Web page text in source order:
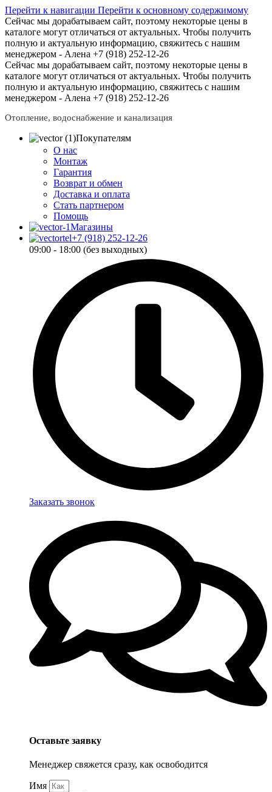
Перейти к навигации Перейти к основному содержимому
Сейчас мы дорабатываем сайт, поэтому некоторые цены в
каталоге могут отличаться от актуальных. Чтобы получить
полную и актуальную информацию, свяжитесь с нашим
менеджером - Алена +7 (918) 252-12-26
Сейчас мы дорабатываем сайт, поэтому некоторые цены в
каталоге могут отличаться от актуальных. Чтобы получить
полную и актуальную информацию, свяжитесь с нашим
менеджером - Алена +7 (918) 252-12-26
Отопление, водоснабжение и канализация
Покупателям
О нас
Монтаж
Гарантия
Возврат и обмен
Доставка и оплата
Стать партнером
Помощь
Магазины
+7 (918) 252-12-26
09:00 - 18:00 (без выходных)
Заказать звонок
Оставьте заявку
Менеджер свяжется сразу, как освободится
Имя